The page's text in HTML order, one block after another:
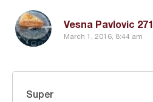
Vesna Pavlovic 271
March 1, 2016, 8:44 am
Super